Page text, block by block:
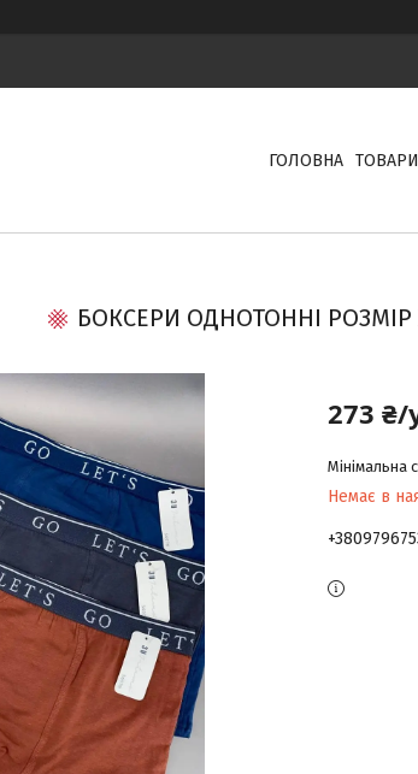
ГОЛОВНА ТОВАРИ
БОКСЕРИ ОДНОТОННІ
273 ₴/
Мінімальна
Немає в